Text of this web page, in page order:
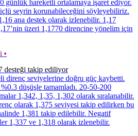
günlük hareketli ortalamaya işaret ediyor.
seyrin korunabileceğini söyleyebiliriz.
ana destek olarak izlenebilir. 1,17
üzeri 1,1770 direncine yönelim için
•
desteği takip ediliyor
direnç seviyelerine doğru güç kaybetti.
düşüşle tamamladı. 20-50-200
1,342, 1,35, 1,302 olarak sıralanabilir.
olarak 1,375 seviyesi takip edilirken bu
1,381 takip edilebilir. Negatif
1,337 ve 1,318 olarak izlenebilir.